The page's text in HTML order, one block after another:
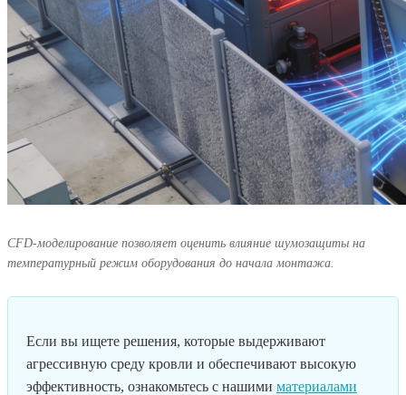
CFD-моделирование позволяет оценить влияние шумозащиты на
температурный режим оборудования до начала монтажа.
Если вы ищете решения, которые выдерживают
агрессивную среду кровли и обеспечивают высокую
эффективность, ознакомьтесь с нашими материалами